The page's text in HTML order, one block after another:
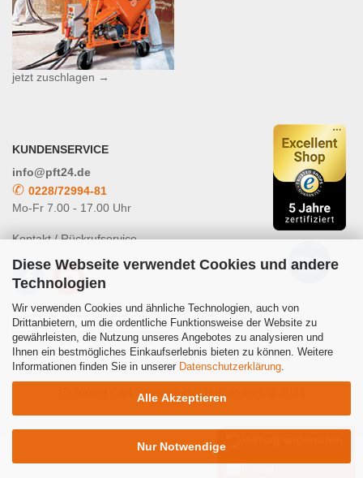
Diese Webseite verwendet Cookies und andere
Technologien
Wir verwenden Cookies und ähnliche Technologien, auch von
Drittanbietern, um die ordentliche Funktionsweise der Website zu
gewährleisten, die Nutzung unseres Angebotes zu analysieren und
Ihnen ein bestmögliches Einkaufserlebnis bieten zu können. Weitere
Informationen finden Sie in unserer Datenschutzerklärung
Alle Akzeptieren
Nur Notwendige
jetzt zuschlagen →
KUNDENSERVICE
info@pft24.de
✆ 0228/72994-81
Mo-Fr 7.00 - 17.00 Uhr
Kontakt / Rückrufservice
Powered by Translate
Shopping Cart Software by Gambio.com © 2021